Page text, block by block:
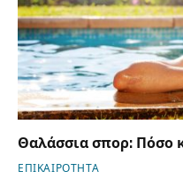
Θαλάσσια σπορ: Πόσο
ΕΠΙΚΑΙΡΟΤΗΤΑ